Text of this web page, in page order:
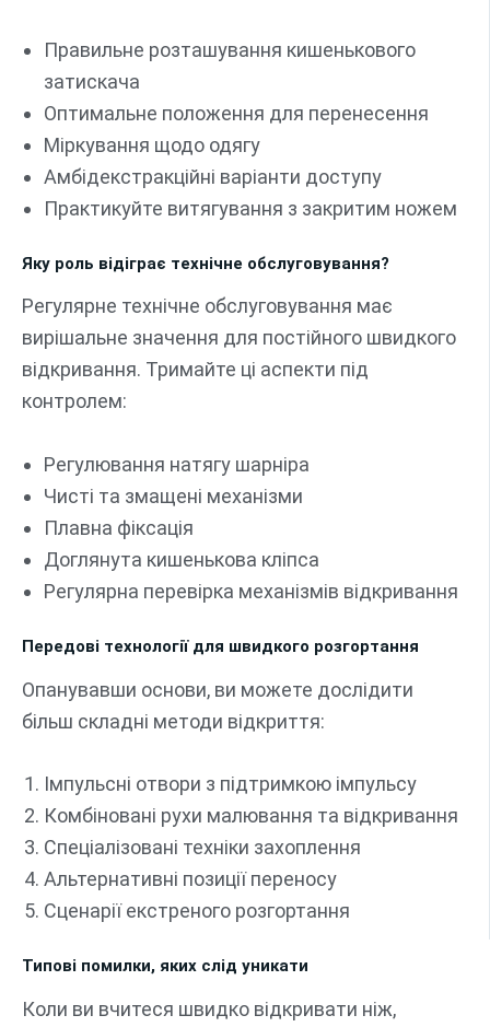
Правильне розташування кишенькового
затискача
Оптимальне положення для перенесення
Міркування щодо одягу
Амбідекстракційні варіанти доступу
Практикуйте витягування з закритим ножем
Яку роль відіграє технічне обслуговування?
Регулярне технічне обслуговування має
вирішальне значення для постійного швидкого
відкривання. Тримайте ці аспекти під
контролем:
Регулювання натягу шарніра
Чисті та змащені механізми
Плавна фіксація
Доглянута кишенькова кліпса
Регулярна перевірка механізмів відкривання
Передові технології для швидкого розгортання
Опанувавши основи, ви можете дослідити
більш складні методи відкриття:
Імпульсні отвори з підтримкою імпульсу
Комбіновані рухи малювання та відкривання
Спеціалізовані техніки захоплення
Альтернативні позиції переносу
Сценарії екстреного розгортання
Типові помилки, яких слід уникати
Коли ви вчитеся швидко відкривати ніж,